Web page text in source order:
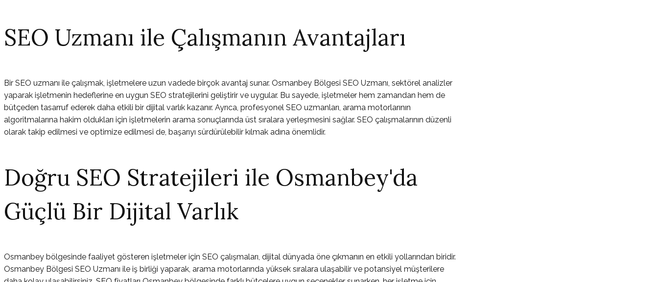
SEO Uzmanı ile Çalışmanın Avantajları
Bir SEO uzmanı ile çalışmak, işletmelere uzun vadede birçok avantaj sunar. Osmanbey Bölgesi SEO Uzmanı, sektörel analizler
yaparak işletmenin hedeflerine en uygun SEO stratejilerini geliştirir ve uygular. Bu sayede, işletmeler hem zamandan hem de
bütçeden tasarruf ederek daha etkili bir dijital varlık kazanır. Ayrıca, profesyonel SEO uzmanları, arama motorlarının
algoritmalarına hakim oldukları için işletmelerin arama sonuçlarında üst sıralara yerleşmesini sağlar. SEO çalışmalarının düzenli
olarak takip edilmesi ve optimize edilmesi de, başarıyı sürdürülebilir kılmak adına önemlidir.
Doğru SEO Stratejileri ile Osmanbey'da
Güçlü Bir Dijital Varlık
Osmanbey bölgesinde faaliyet gösteren işletmeler için SEO çalışmaları, dijital dünyada öne çıkmanın en etkili yollarından biridir.
Osmanbey Bölgesi SEO Uzmanı ile iş birliği yaparak, arama motorlarında yüksek sıralara ulaşabilir ve potansiyel müşterilere